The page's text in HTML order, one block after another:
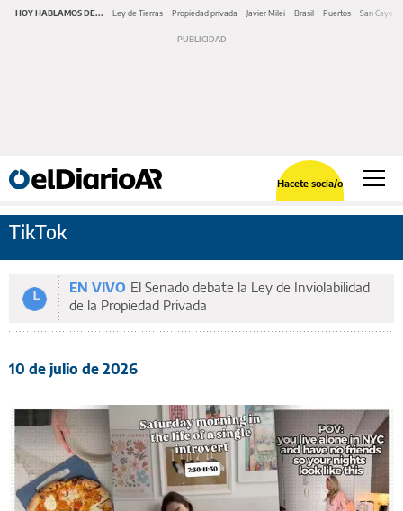
HOY HABLAMOS DE... Ley de Tierras Propiedad privada Javier Milei Brasil Puertos San
Hacete socia/o
TikTok
EN VIVO El Senado debate la Ley de Inviolabilidad
de la Propiedad Privada
10 de julio de 2026